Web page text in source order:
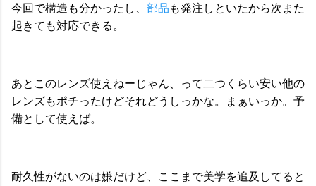
今回で構造も分かったし、 部品 も発注しといたから次また
起きても対応できる。
あとこのレンズ使えねーじゃん、って二つくらい安い他の
レンズもポチったけどそれどうしっかな。まぁいっか。予
備として使えば。
耐久性がないのは嫌だけど、ここまで美学を追及してると